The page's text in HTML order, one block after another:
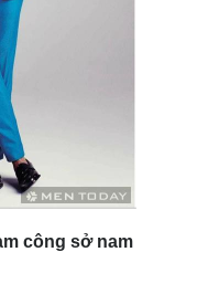
công sở nam